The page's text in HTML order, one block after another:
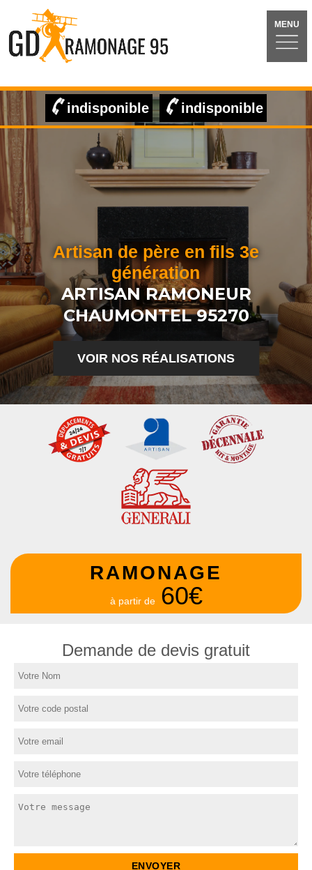
MENU
indisponible indisponible
Artisan de père en fils 3e
génération
ARTISAN RAMONEUR
CHAUMONTEL 95270
VOIR NOS RÉALISATIONS
RAMONAGE
à partir de 60€
Demande de devis gratuit